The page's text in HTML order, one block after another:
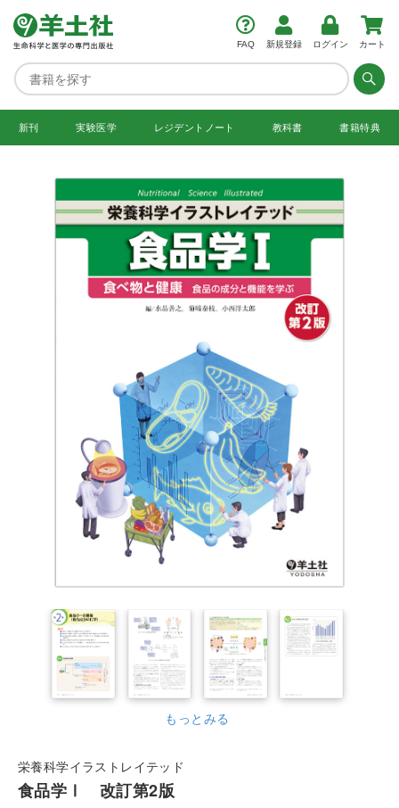
FAQ 新規登録 ログイン カート
新刊 実験医学 レジデント ノート 教科書 書籍特典
もっとみる
栄養科学イラストレイテッド
食品学Ⅰ 改訂第2版